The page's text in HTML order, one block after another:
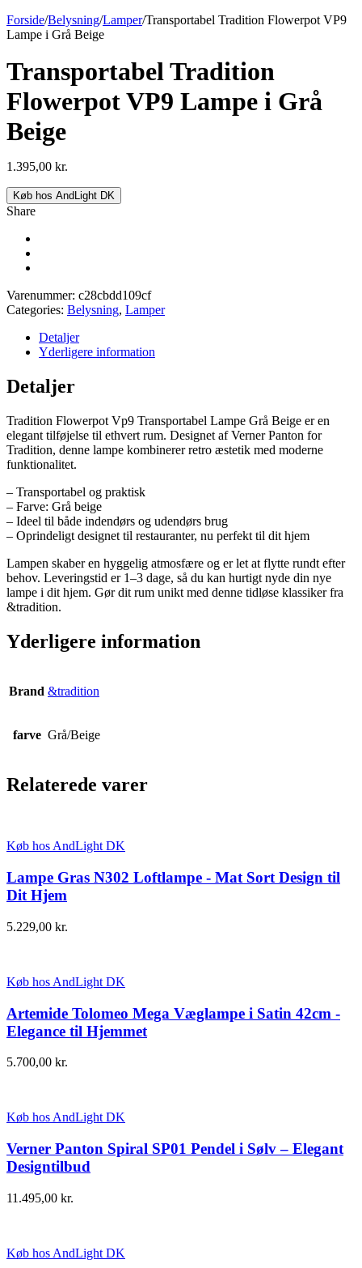
Forside/Belysning/Lamper/Transportabel Tradition Flowerpot VP9
Lampe i Grå Beige
Transportabel Tradition
Flowerpot VP9 Lampe i Grå
Beige
1.395,00 kr.
Køb hos AndLight DK
Share
Varenummer: c28cbdd109cf
Categories: Belysning, Lamper
Detaljer
Yderligere information
Detaljer
Tradition Flowerpot Vp9 Transportabel Lampe Grå Beige er en
elegant tilføjelse til ethvert rum. Designet af Verner Panton for
Tradition, denne lampe kombinerer retro æstetik med moderne
funktionalitet.
– Transportabel og praktisk
– Farve: Grå beige
– Ideel til både indendørs og udendørs brug
– Oprindeligt designet til restauranter, nu perfekt til dit hjem
Lampen skaber en hyggelig atmosfære og er let at flytte rundt efter
behov. Leveringstid er 1–3 dage, så du kan hurtigt nyde din nye
lampe i dit hjem. Gør dit rum unikt med denne tidløse klassiker fra
&tradition.
Yderligere information
Brand &tradition
farve Grå/Beige
Relaterede varer
Køb hos AndLight DK
Lampe Gras N302 Loftlampe - Mat Sort Design til
Dit Hjem
5.229,00 kr.
Køb hos AndLight DK
Artemide Tolomeo Mega Væglampe i Satin 42cm -
Elegance til Hjemmet
5.700,00 kr.
Køb hos AndLight DK
Verner Panton Spiral SP01 Pendel i Sølv – Elegant
Designtilbud
11.495,00 kr.
Køb hos AndLight DK